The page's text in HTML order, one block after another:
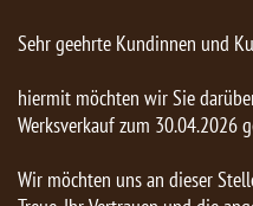
Sehr geehrte Kundinnen und
hiermit möchten wir Sie
Werksverkauf zum 30.04.2026
Wir möchten uns an dieser